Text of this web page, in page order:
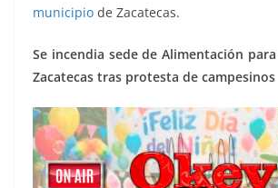
municipio de Zacatecas.
Se incendia sede de Alimentación
Zacatecas tras protesta de campesinos